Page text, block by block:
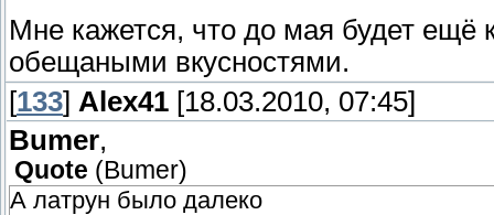
Мне кажется, что до мая будет ещё
обещаными вкусностями.
[133] Alex41 [18.03.2010, 07:45]
Bumer,
Quote (Bumer)
А латрун было далеко